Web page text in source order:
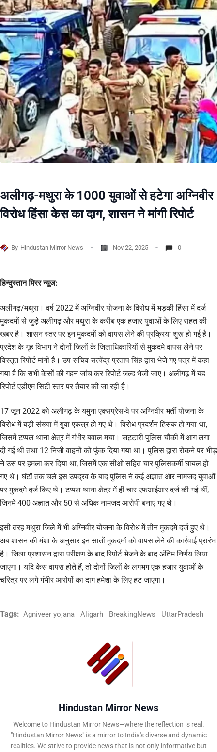
अलीगढ़-मथुरा के 1000 युवाओं से हटेगा अग्निवीर
विरोध हिंसा केस का दाग, शासन ने मांगी रिपोर्ट
By Hindustan Mirror News Nov 22, 2025 0
हिन्दुस्तान मिरर न्यूज:
अलीगढ़/मथुरा। वर्ष 2022 में अग्निवीर योजना के विरोध में भड़की हिंसा में दर्ज
मुकदमों से जुड़े अलीगढ़ और मथुरा के करीब एक हजार युवाओं के लिए राहत की
खबर है। शासन स्तर पर इन मुकदमों को वापस लेने की प्रक्रिया शुरू हो गई है।
प्रदेश के गृह विभाग ने दोनों जिलों के जिलाधिकारियों से मुकदमे वापस लेने पर
विस्तृत रिपोर्ट मांगी है। उप सचिव सत्येंद्र प्रताप सिंह द्वारा भेजे गए पत्र में कहा
गया है कि सभी केसों की गहन जांच कर रिपोर्ट जल्द भेजी जाए। अलीगढ़ में यह
रिपोर्ट एडीएम सिटी स्तर पर तैयार की जा रही है।
17 जून 2022 को अलीगढ़ के यमुना एक्सप्रेस-वे पर अग्निवीर भर्ती योजना के
विरोध में बड़ी संख्या में युवा एकत्र हो गए थे। विरोध प्रदर्शन हिंसक हो गया था,
जिसमें टप्पल थाना क्षेत्र में गंभीर बवाल मचा। जट्टारी पुलिस चौकी में आग लगा
दी गई थी तथा 12 निजी वाहनों को फूंक दिया गया था। पुलिस द्वारा रोकने पर भीड़
ने उस पर हमला कर दिया था, जिसमें एक सीओ सहित चार पुलिसकर्मी घायल हो
गए थे। घंटों तक चले इस उपद्रव के बाद पुलिस ने कई अज्ञात और नामजद युवाओं
पर मुकदमे दर्ज किए थे। टप्पल थाना क्षेत्र में ही चार एफआईआर दर्ज की गई थीं,
जिनमें 400 अज्ञात और 50 से अधिक नामजद आरोपी बनाए गए थे।
इसी तरह मथुरा जिले में भी अग्निवीर योजना के विरोध में तीन मुकदमे दर्ज हुए थे।
अब शासन की मंशा के अनुसार इन सातों मुकदमों को वापस लेने की कार्रवाई प्रारंभ
है। जिला प्रशासन द्वारा परीक्षण के बाद रिपोर्ट भेजने के बाद अंतिम निर्णय लिया
जाएगा। यदि केस वापस होते हैं, तो दोनों जिलों के लगभग एक हजार युवाओं के
चरित्र पर लगे गंभीर आरोपों का दाग हमेशा के लिए हट जाएगा।
Tags: Agniveer yojana Aligarh BreakingNews UttarPradesh
Hindustan Mirror News
Welcome to Hindustan Mirror News—where the reflection is real.
"Hindustan Mirror News" is a mirror to India's diverse and dynamic
realities. We strive to provide news that is not only informative but